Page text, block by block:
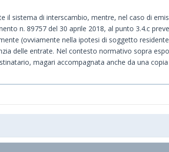
sistema di interscambio, mentre, nel caso di
n. 89757 del 30 aprile 2018, al punto 3.4.c
(ovviamente nella ipotesi di soggetto
delle entrate. Nel contesto normativo sopra
magari accompagnata anche da una